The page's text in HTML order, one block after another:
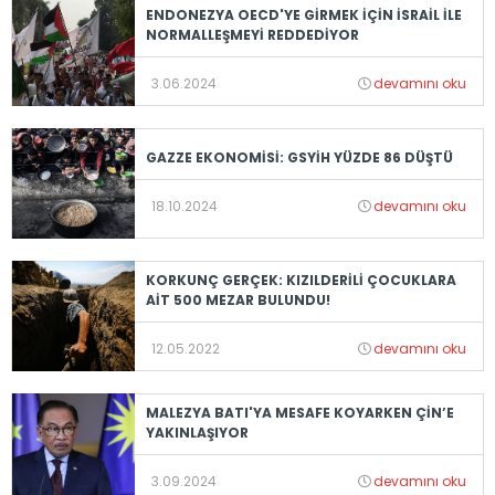
ENDONEZYA OECD'YE GİRMEK İÇİN İSRAİL İLE
NORMALLEŞMEYİ REDDEDİYOR
3.06.2024 devamını oku
GAZZE EKONOMİSİ: GSYİH YÜZDE 86 DÜŞTÜ
18.10.2024 devamını oku
KORKUNÇ GERÇEK: KIZILDERİLİ ÇOCUKLARA
AİT 500 MEZAR BULUNDU!
12.05.2022 devamını oku
MALEZYA BATI'YA MESAFE KOYARKEN ÇİN’E
YAKINLAŞIYOR
3.09.2024 devamını oku